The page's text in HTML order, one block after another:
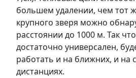
большем удалении, чем тот
крупного зверя можно
расстоянии до 1000 м. Так
достаточно универсален,
работать и на ближних, и на
дистанциях.